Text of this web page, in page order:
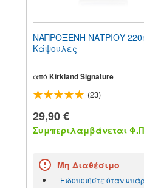
ΝΑΠΡΟΞΕΝΗ ΝΑΤΡΙΟΥ
Κάψουλες
από Kirkland Signature
(23)
29,90 €
Συμπεριλαμβάνεται
Μη Διαθέσιμο
Ειδοποιήστε όταν